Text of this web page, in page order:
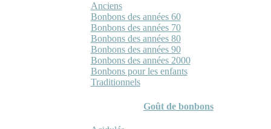
Anciens
Bonbons des années 60
Bonbons des années 70
Bonbons des années 80
Bonbons des années 90
Bonbons des années 2000
Bonbons pour les enfants
Traditionnels
Goût de bonbons